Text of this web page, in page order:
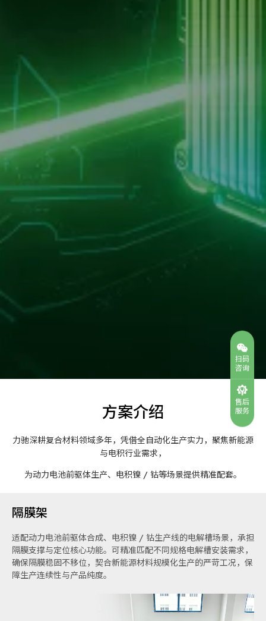
方案介绍
力驰深耕复合材料领域多年，凭借全自动化生产实力，聚焦新能源
与电积行业需求，
为动力电池前驱体生产、电积镍 / 钴等场景提供精准配套。
隔膜架
适配动力电池前驱体合成、电积镍 / 钴生产线的电解槽场景，承担
隔膜支撑与定位核心功能。可精准匹配不同规格电解槽安装需求，
确保隔膜稳固不移位，契合新能源材料规模化生产的严苛工况，保
障生产连续性与产品纯度。
扫码
咨询
售后
服务